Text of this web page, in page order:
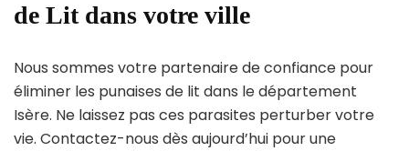
de Lit dans votre ville
Nous sommes votre partenaire de confiance pour
éliminer les punaises de lit dans le département
Isère. Ne laissez pas ces parasites perturber votre
vie. Contactez-nous dès aujourd’hui pour une